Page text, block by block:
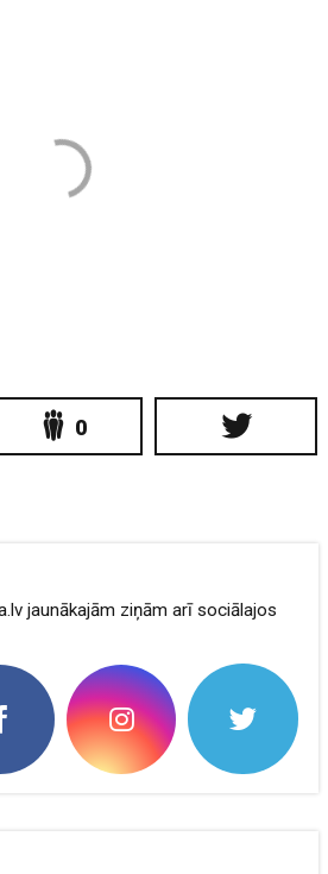
0
jaunākajām ziņām arī sociālajos